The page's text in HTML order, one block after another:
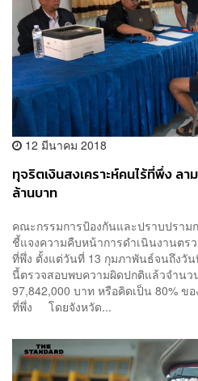
12 มีนาคม 2018
ทุจริตเงินสงเคราะห์คนไร้ที่พึ่ง ล
ล้านบาท
คณะกรรมการป้องกันและปราบปราม
ชี้แจงความคืบหน้าการดำเนินงานตร
ที่พึ่ง ตั้งแต่วันที่ 13 กุมภาพันธ์จนถึงวั
นี้ตรวจสอบพบความผิดปกติแล้วจำน
97,842,000 บาท หรือคิดเป็น 80%
ที่พึ่ง โดยจังหวัด...